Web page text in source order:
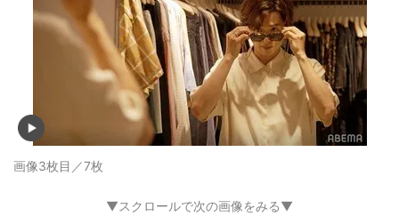
画像3枚目／7枚
▼スクロールで次の画像をみる▼